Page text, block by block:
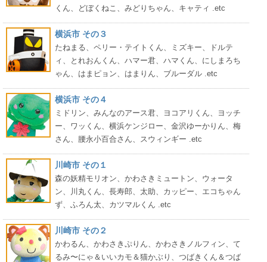
くん、どぼくねこ、みどりちゃん、キャティ .etc
横浜市 その３
たねまる、ペリー・テイトくん、ミズキー、ドルテ
ィ、とれおんくん、ハマー君、ハマくん、にしまろち
ゃん、はまピョン、はまりん、ブルーダル .etc
横浜市 その４
ミドリン、みんなのアース君、ヨコアリくん、ヨッチ
ー、ワッくん、横浜ケンジロー、金沢ゆーかりん、梅
さん、腰永小百合さん、スウィンギー .etc
川崎市 その１
森の妖精モリオン、かわさきミュートン、ウォータ
ン、川丸くん、長寿郎、太助、カッピー、エコちゃん
ず、ふろん太、カツマルくん .etc
川崎市 その２
かわるん、かわさきぷりん、かわさきノルフィン、て
るみ〜にゃ＆いいカモ＆猫かぶり、つばきくん＆つば